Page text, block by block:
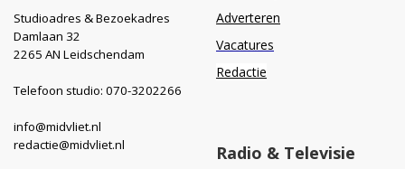
Studioadres & Bezoekadres
Damlaan 32
2265 AN Leidschendam
Telefoon studio: 070-3202266
info@midvliet.nl
redactie@midvliet.nl
Adverteren
Vacatures
Redactie
Radio & Televisie